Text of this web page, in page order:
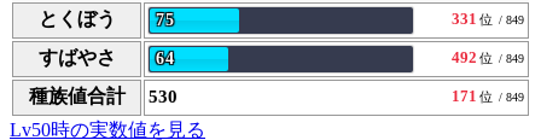
とくぼう 75 331 位 / 849
すばやさ 64 492 位 / 849
種族値合計 530 171 位 / 849
Lv50時の実数値を見る